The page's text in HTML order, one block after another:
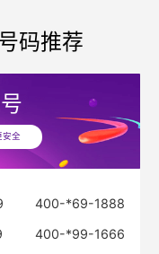
码推荐
安全
400-*69-1888
400-*99-1666